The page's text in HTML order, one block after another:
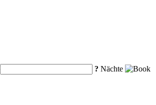
? Nächte